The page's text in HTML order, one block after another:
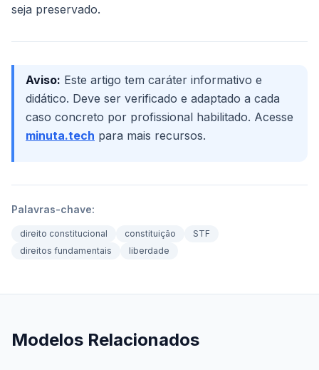
seja preservado.
Aviso: Este artigo tem caráter informativo e
didático. Deve ser verificado e adaptado a cada
caso concreto por profissional habilitado. Acesse
minuta.tech para mais recursos.
Palavras-chave:
direito constitucional constituição
STF
direitos fundamentais
liberdade
Modelos Relacionados